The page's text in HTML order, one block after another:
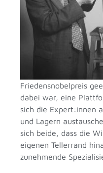
Friedensnobelpreis
dabei war, eine
sich die Expert:innen
und Lagern
sich beide, dass die
eigenen Tellerrand
zunehmende